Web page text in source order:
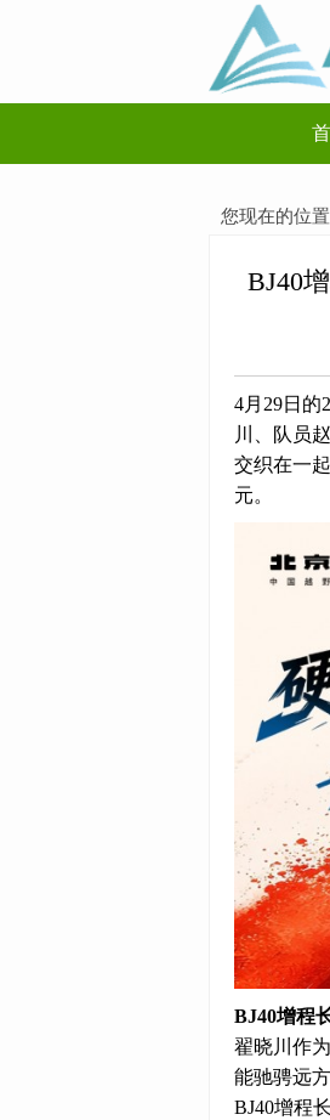
您现在的位
硬核跨界
BJ40
4月29日的
川、队员
交织在一
元。
BJ40增程
翟晓川作
能驰骋远
BJ40增程